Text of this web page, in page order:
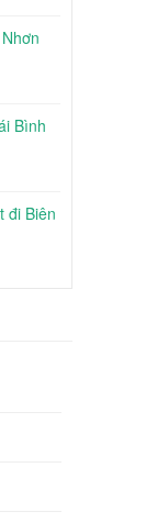
Bình
đi Biên